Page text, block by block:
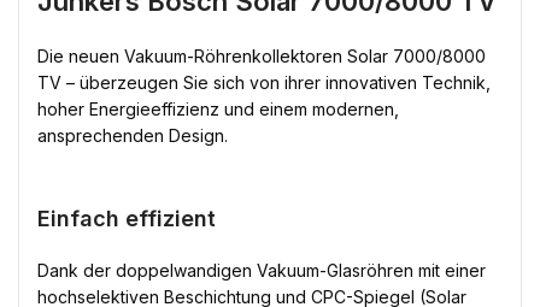
Die neuen Vakuum-Röhrenkollektoren Solar 7000/8000
TV – überzeugen Sie sich von ihrer innovativen Technik,
hoher Energieeffizienz und einem modernen,
ansprechenden Design.
Einfach effizient
Dank der doppelwandigen Vakuum-Glasröhren mit einer
hochselektiven Beschichtung und CPC-Spiegel (Solar